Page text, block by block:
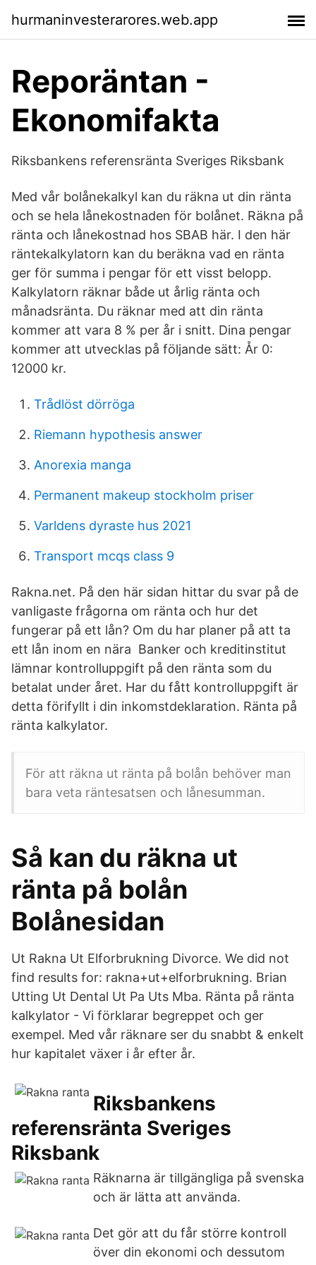
hurmaninvesterarores.web.app
Reporäntan -
Ekonomifakta
Riksbankens referensränta Sveriges Riksbank
Med vår bolånekalkyl kan du räkna ut din ränta
och se hela lånekostnaden för bolånet. Räkna på
ränta och lånekostnad hos SBAB här. I den här
räntekalkylatorn kan du beräkna vad en ränta
ger för summa i pengar för ett visst belopp.
Kalkylatorn räknar både ut årlig ränta och
månadsränta. Du räknar med att din ränta
kommer att vara 8 % per år i snitt. Dina pengar
kommer att utvecklas på följande sätt: År 0:
12000 kr.
Trådlöst dörröga
Riemann hypothesis answer
Anorexia manga
Permanent makeup stockholm priser
Varldens dyraste hus 2021
Transport mcqs class 9
Rakna.net. På den här sidan hittar du svar på de
vanligaste frågorna om ränta och hur det
fungerar på ett lån? Om du har planer på att ta
ett lån inom en nära Banker och kreditinstitut
lämnar kontrolluppgift på den ränta som du
betalat under året. Har du fått kontrolluppgift är
detta förifyllt i din inkomstdeklaration. Ränta på
ränta kalkylator.
För att räkna ut ränta på bolån behöver man
bara veta räntesatsen och lånesumman.
Så kan du räkna ut
ränta på bolån
Bolånesidan
Ut Rakna Ut Elforbrukning Divorce. We did not
find results for: rakna+ut+elforbrukning. Brian
Utting Ut Dental Ut Pa Uts Mba. Ränta på ränta
kalkylator - Vi förklarar begreppet och ger
exempel. Med vår räknare ser du snabbt & enkelt
hur kapitalet växer i år efter år.
Riksbankens
referensränta Sveriges
Riksbank
Räknarna är tillgängliga på svenska
och är lätta att använda.
Det gör att du får större kontroll
över din ekonomi och dessutom